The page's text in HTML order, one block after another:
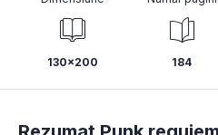
130x200 184